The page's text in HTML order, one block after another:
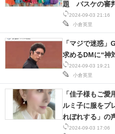
2024-09-03 21:16
小倉英里
題 バスケの審
2024-09-03 19:21
小倉英里
「マジで迷惑
求めるDMに“神
2024-09-03 17:06
「佳子様もご
ルミ子に服をプ
れぼれする」の